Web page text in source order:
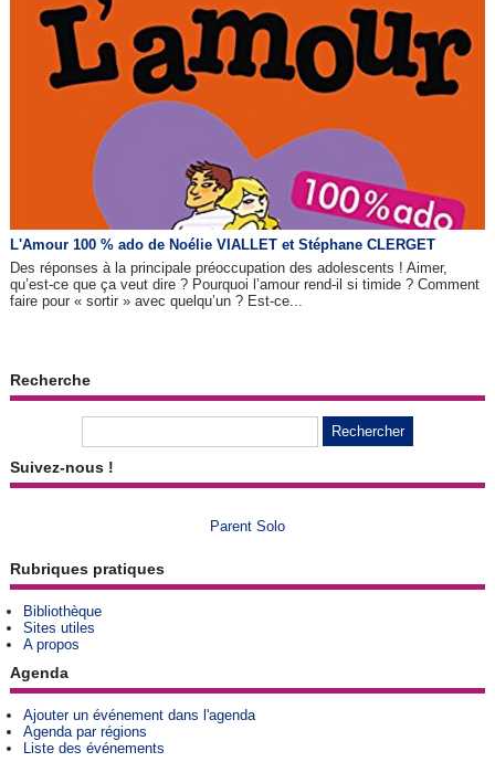
L'Amour 100 % ado de Noélie VIALLET et Stéphane CLERGET
Des réponses à la principale préoccupation des adolescents ! Aimer,
qu’est-ce que ça veut dire ? Pourquoi l’amour rend-il si timide ? Comment
faire pour « sortir » avec quelqu’un ? Est-ce...
Recherche
Suivez-nous !
Parent Solo
Rubriques pratiques
Bibliothèque
Sites utiles
A propos
Agenda
Ajouter un événement dans l'agenda
Agenda par régions
Liste des événements